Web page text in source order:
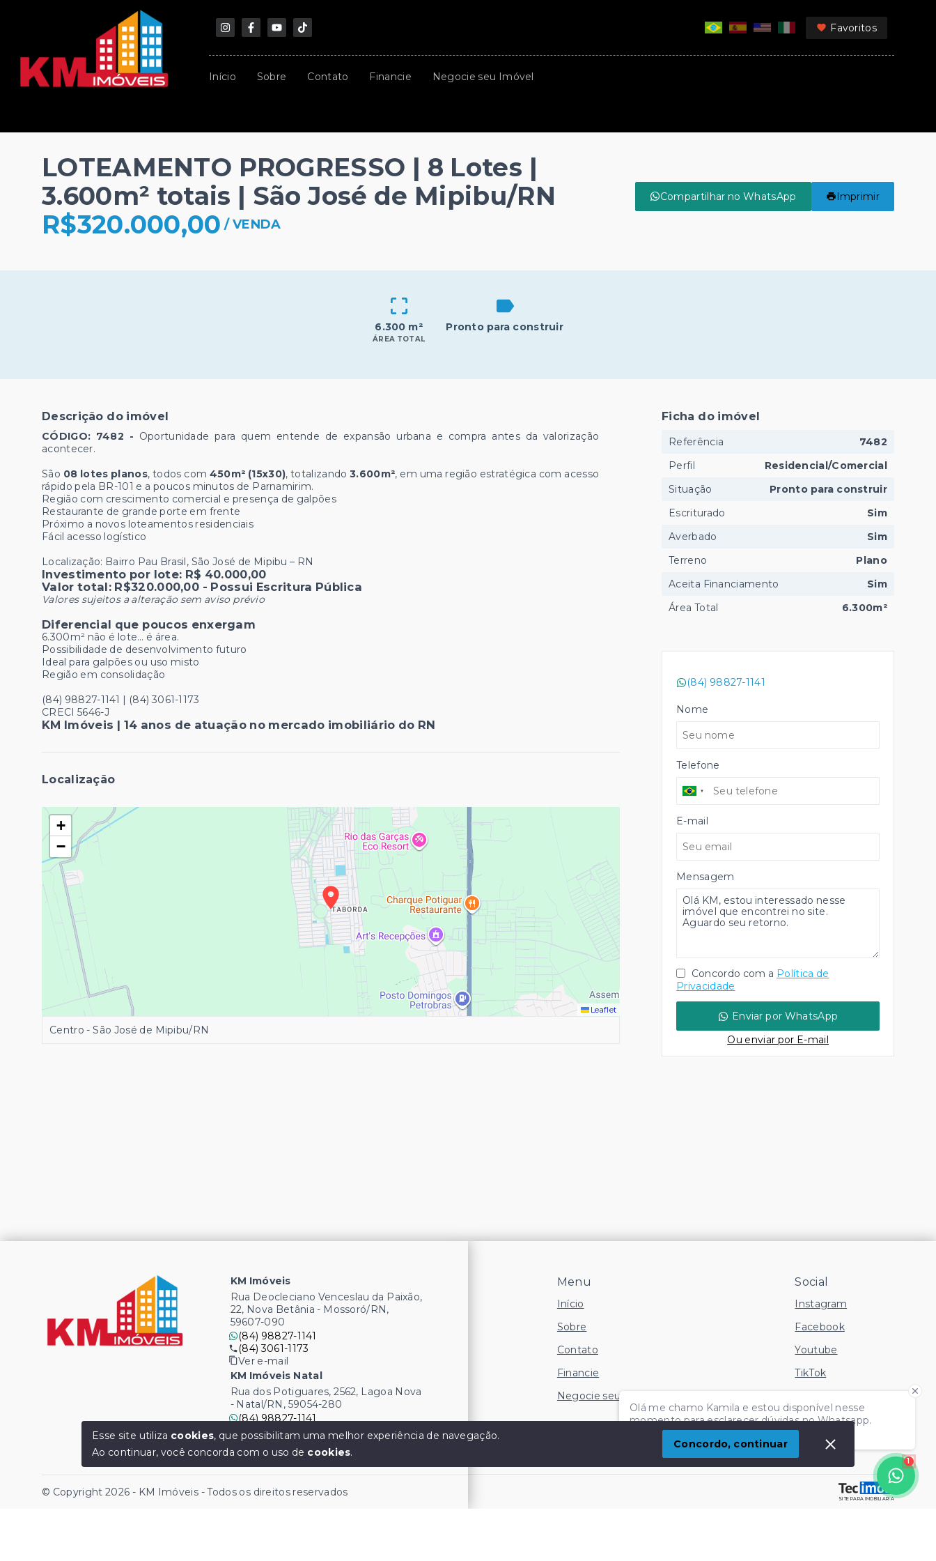
Favoritos
Início Sobre Contato Financie Negocie seu Imóvel
LOTEAMENTO PROGRESSO | 8 Lotes |
3.600m² totais | São José de Mipibu/RN
R$320.000,00 /VENDA
Compartilhar no WhatsApp Imprimir
6.300 m²
ÁREA TOTAL
Pronto para construir
Descrição do imóvel
CÓDIGO: 7482 - Oportunidade para quem entende de expansão urbana e compra antes da valorização
acontecer.
São 08 lotes planos, todos com 450m² (15x30), totalizando3.600m², em uma região estratégica com acesso
rápido pela BR-101 e a poucos minutos de Parnamirim.
Região com crescimento comercial e presença de galpões
Restaurante de grande porte em frente
Próximo a novos loteamentos residenciais
Fácil acesso logístico
Localização: Bairro Pau Brasil, São José de Mipibu – RN
Investimento por lote: R$ 40.000,00
Valor total: R$320.000,00 - Possui Escritura Pública
Valores sujeitos a alteração sem aviso prévio
Diferencial que poucos enxergam
6.300m² não é lote… é área.
Possibilidade de desenvolvimento futuro
Ideal para galpões ou uso misto
Região em consolidação
(84) 98827-1141 | (84) 3061-1173
CRECI 5646-J
KM Imóveis | 14 anos de atuação no mercado imobiliário do RN
Localização
+
−
Leaflet
Centro - São José de Mipibu/RN
Ficha do imóvel
Referência
7482
Perfil
Residencial/Comercial
Situação
Pronto para construir
Escriturado
Sim
Averbado
Sim
Terreno
Plano
Aceita Financiamento
Sim
Área Total
6.300m²
(84) 98827-1141
Nome
Telefone
E-mail
Mensagem
Concordo com a Política de
Privacidade
Enviar por WhatsApp
Ou enviar por E-mail
Olá me chamo Kamila e estou disponível nesse
momento para esclarecer dúvidas no Whatsapp.
Independente do horário é só chamar!
1
Menu
Início
Sobre
Contato
Financie
Negocie seu Imóvel
Social
Instagram
Facebook
Youtube
TikTok
SITE PARA IMOBILIARIA
KM Imóveis
Rua Deocleciano Venceslau da Paixão,
22, Nova Betânia - Mossoró/RN,
59607-090
(84) 98827-1141
(84) 3061-1173
Ver e-mail
KM Imóveis Natal
Rua dos Potiguares, 2562, Lagoa Nova
- Natal/RN, 59054-280
(84) 98827-1141
(84) 3061-1173
Ver e-mail
© Copyright 2026 - KM Imóveis - Todos os direitos reservados
Esse site utiliza cookies, que possibilitam uma melhor experiência de navegação.
Ao continuar, você concorda com o uso de cookies.
Concordo, continuar